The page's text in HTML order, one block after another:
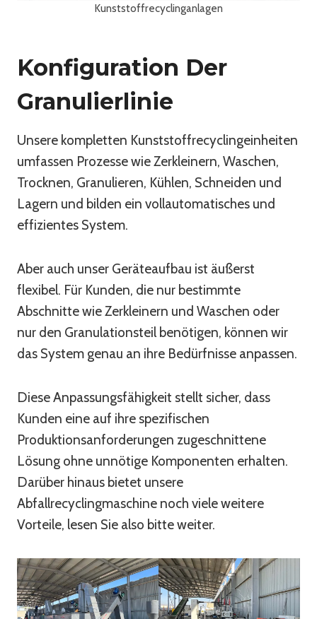
Kunststoffrecyclinganlagen
Konfiguration Der
Granulierlinie
Unsere kompletten Kunststoffrecyclingeinheiten
umfassen Prozesse wie Zerkleinern, Waschen,
Trocknen, Granulieren, Kühlen, Schneiden und
Lagern und bilden ein vollautomatisches und
effizientes System.
Aber auch unser Geräteaufbau ist äußerst
flexibel. Für Kunden, die nur bestimmte
Abschnitte wie Zerkleinern und Waschen oder
nur den Granulationsteil benötigen, können wir
das System genau an ihre Bedürfnisse anpassen.
Diese Anpassungsfähigkeit stellt sicher, dass
Kunden eine auf ihre spezifischen
Produktionsanforderungen zugeschnittene
Lösung ohne unnötige Komponenten erhalten.
Darüber hinaus bietet unsere
Abfallrecyclingmaschine noch viele weitere
Vorteile, lesen Sie also bitte weiter.